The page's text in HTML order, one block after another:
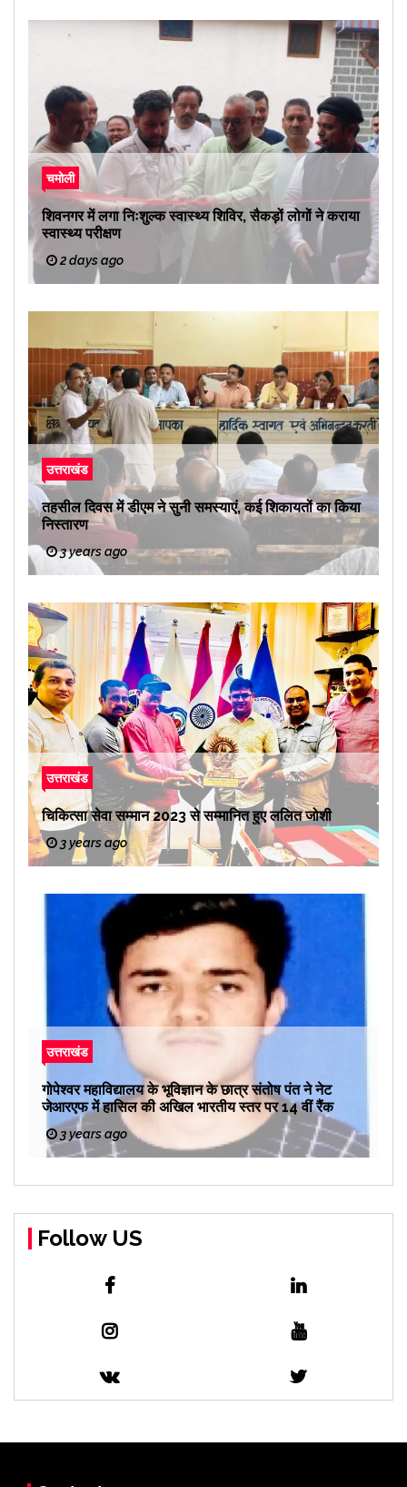
चमोली
शिवनगर में लगा निःशुल्क स्वास्थ्य शिविर, सैकड़ों लोगों ने कराया
स्वास्थ्य परीक्षण
2 days ago
उत्तराखंड
तहसील दिवस में डीएम ने सुनी समस्याएं, कई शिकायतों का किया
निस्तारण
3 years ago
उत्तराखंड
चिकित्सा सेवा सम्मान 2023 से सम्मानित हुए ललित जोशी
3 years ago
उत्तराखंड
गोपेश्वर महाविद्यालय के भूविज्ञान के छात्र संतोष पंत ने नेट
जेआरएफ में हासिल की अखिल भारतीय स्तर पर 14 वीं रैंक
3 years ago
Follow US